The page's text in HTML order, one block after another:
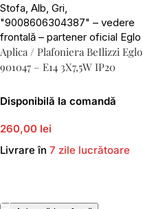
Aplica / Plafoniera BeIlizzi Eglo
901047 – E14 3X7,5W IP20
Disponibilă la comandă
260,00 lei
Livrare în 7 zile lucrătoare